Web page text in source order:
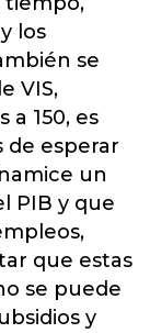
los
se
VIS,
a 150, es
de esperar
un
PIB y que
que estas
se puede
y